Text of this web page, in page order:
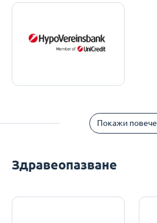
Покажи повече
Здравеопазване